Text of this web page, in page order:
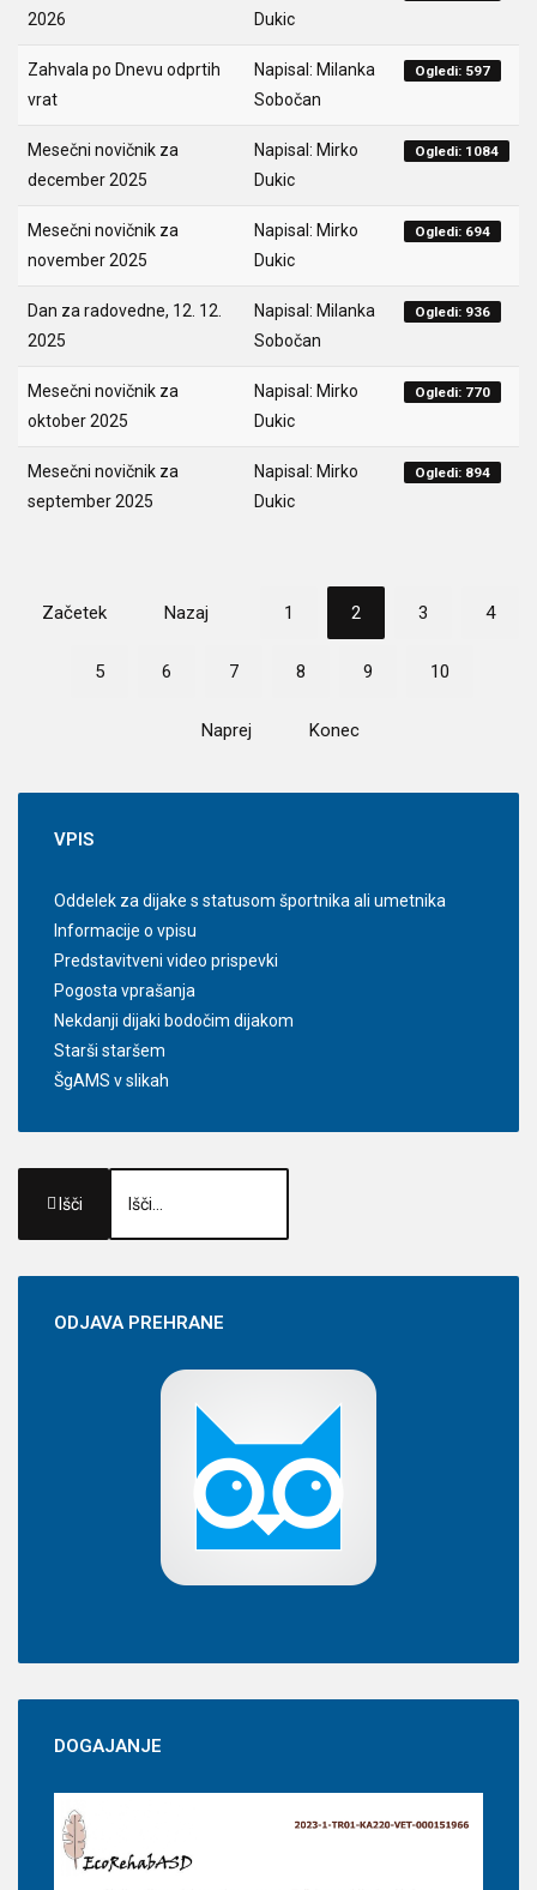
2026
Dukic
Zahvala po Dnevu odprtih
vrat
Napisal: Milanka
Sobočan
Ogledi: 597
Mesečni novičnik za
december 2025
Napisal: Mirko
Dukic
Ogledi: 1084
Mesečni novičnik za
november 2025
Napisal: Mirko
Dukic
Ogledi: 694
Dan za radovedne, 12. 12.
2025
Napisal: Milanka
Sobočan
Ogledi: 936
Mesečni novičnik za
oktober 2025
Napisal: Mirko
Dukic
Ogledi: 770
Mesečni novičnik za
september 2025
Napisal: Mirko
Dukic
Ogledi: 894
Začetek Nazaj 1 2 3 4
5 6 7 8 9 10
Naprej Konec
VPIS
Oddelek za dijake s statusom športnika ali umetnika
Informacije o vpisu
Predstavitveni video prispevki
Pogosta vprašanja
Nekdanji dijaki bodočim dijakom
Starši staršem
ŠgAMS v slikah
Išči
ODJAVAPREHRANE
DOGAJANJE